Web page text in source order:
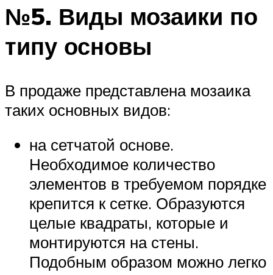
№5. Виды мозаики по
типу основы
В продаже представлена мозаика
таких основных видов:
на сетчатой основе.
Необходимое количество
элементов в требуемом порядке
крепится к сетке. Образуются
целые квадраты, которые и
монтируются на стены.
Подобным образом можно легко